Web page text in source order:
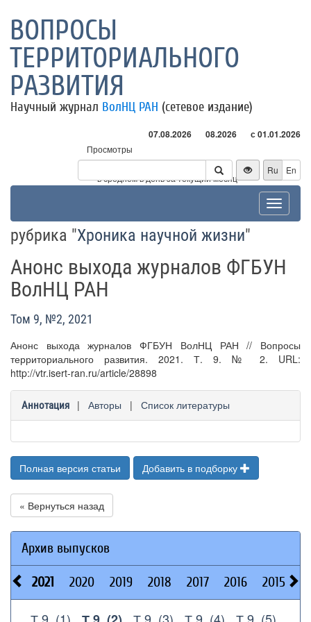
ВОПРОСЫ
ТЕРРИТОРИАЛЬНОГО
РАЗВИТИЯ
Научный журнал ВолНЦ РАН (сетевое издание)
07.08.2026 08.2026 с 01.01.2026
Просмотры
Посетители
* - в среднем в день за текущий месяц
Ru En
Toggle
рубрика "Хроника научной жизни"
Анонс выхода журналов ФГБУН
ВолНЦ РАН
Том 9, №2, 2021
Анонс выхода журналов ФГБУН ВолНЦ РАН // Вопросы
территориального развития. 2021. Т. 9. № 2. URL:
http://vtr.isert-ran.ru/article/28898
Аннотация | Авторы | Список литературы
Полная версия статьи Добавить в подборку
« Вернуться назад
Архив выпусков
2021 2020 2019 2018 2017 2016 2015